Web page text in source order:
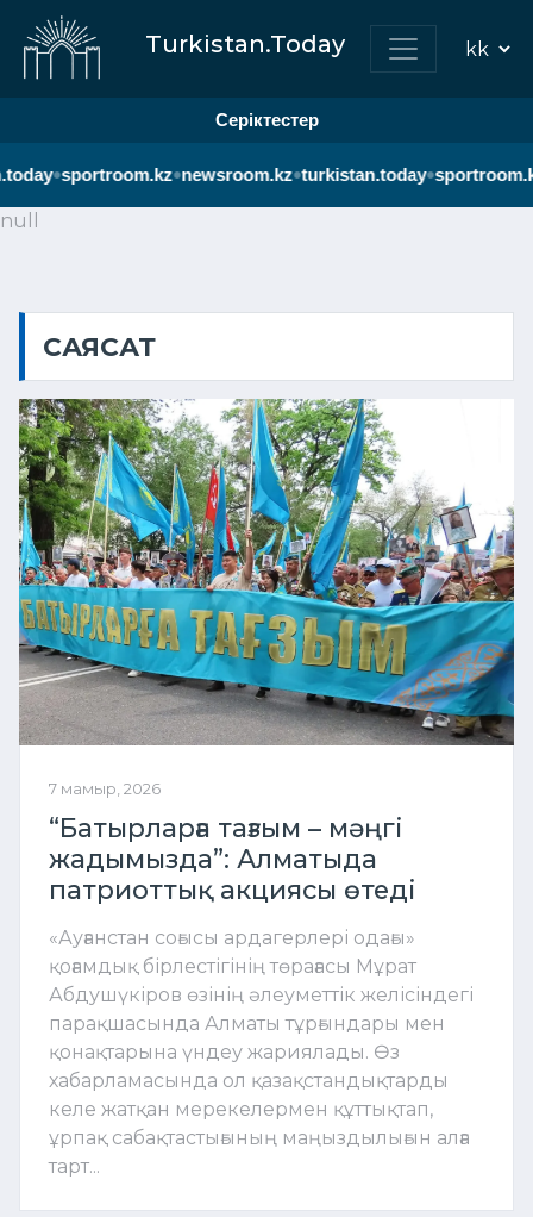
Turkistan.Today
Серіктестер
•sportroom.kz•newsroom.kz•turkistan.today•sportroom.kz
null
САЯСАТ
7 мамыр, 2026
“Батырларға тағзым – мәңгі
жадымызда”: Алматыда
патриоттық акциясы өтеді
«Ауғанстан соғысы ардагерлері одағы»
қоғамдық бірлестігінің төрағасы Мұрат
Абдушүкіров өзінің әлеуметтік желісіндегі
парақшасында Алматы тұрғындары мен
қонақтарына үндеу жариялады. Өз
хабарламасында ол қазақстандықтарды
келе жатқан мерекелермен құттықтап,
ұрпақ сабақтастығының маңыздылығын алға
тарт...